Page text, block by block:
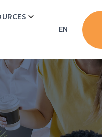
FOR HUBSPOT
SHOW SUBMENU
EN